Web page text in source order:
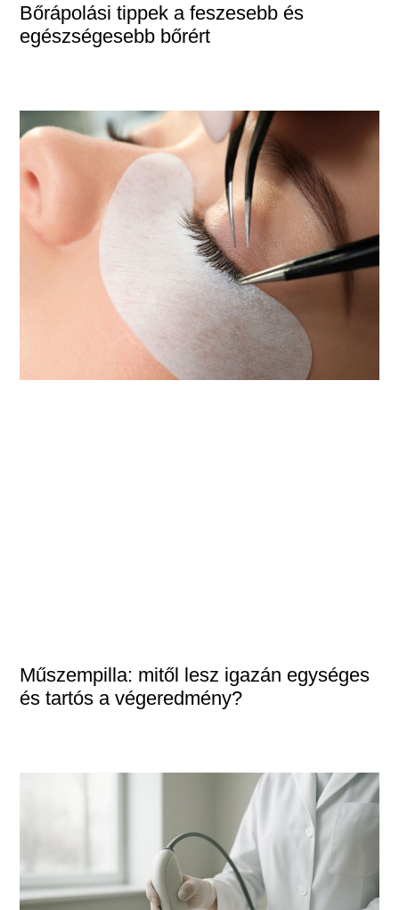
Bőrápolási tippek a feszesebb és
egészségesebb bőrért
Műszempilla: mitől lesz igazán egységes
és tartós a végeredmény?